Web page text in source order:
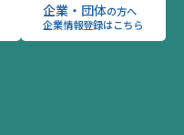
企業・団体の方へ
企業情報登録はこちら